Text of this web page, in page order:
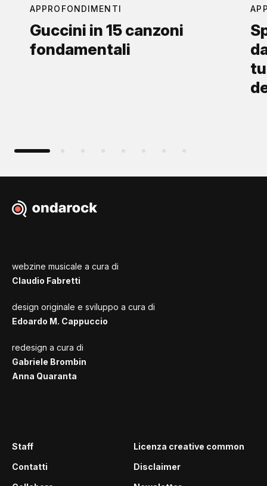
APPROFONDIMENTI
Guccini in 15 canzoni
fondamentali
webzine musicale a cura di
Claudio Fabretti
design originale e sviluppo a cura di
Edoardo M. Cappuccio
redesign a cura di
Gabriele Brombin
Anna Quaranta
Staff
Contatti
Licenza creative common
Disclaimer